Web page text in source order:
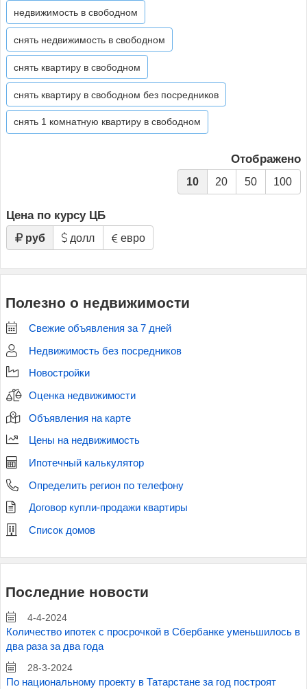
недвижимость в свободном
снять недвижимость в свободном
снять квартиру в свободном
снять квартиру в свободном без посредников
снять 1 комнатную квартиру в свободном
Отображено
10 20 50 100
Цена по курсу ЦБ
руб долл евро
Полезно о недвижимости
Свежие объявления за 7 дней
Недвижимость без посредников
Новостройки
Оценка недвижимости
Объявления на карте
Цены на недвижимость
Ипотечный калькулятор
Определить регион по телефону
Договор купли-продажи квартиры
Список домов
Последние новости
4-4-2024
Количество ипотек с просрочкой в Сбербанке уменьшилось в
два раза за два года
28-3-2024
По национальному проекту в Татарстане за год построят